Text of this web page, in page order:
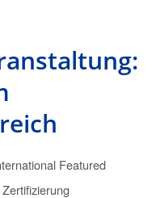
Featured
Zertifizierung